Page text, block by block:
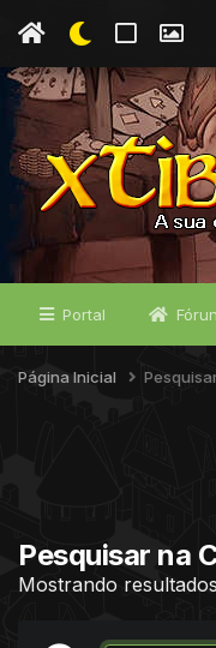
Portal
Página Inicial
Pesquisar na
Mostrando